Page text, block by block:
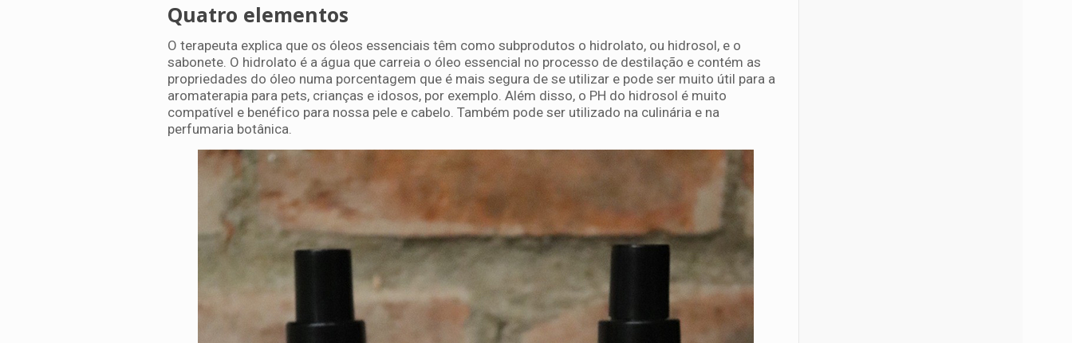
Quatro elementos
O terapeuta explica que os óleos essenciais têm como subprodutos o hidrolato, ou hidrosol, e o
sabonete. O hidrolato é a água que carreia o óleo essencial no processo de destilação e contém as
propriedades do óleo numa porcentagem que é mais segura de se utilizar e pode ser muito útil para a
aromaterapia para pets, crianças e idosos, por exemplo. Além disso, o PH do hidrosol é muito
compatível e benéfico para nossa pele e cabelo. Também pode ser utilizado na culinária e na
perfumaria botânica.